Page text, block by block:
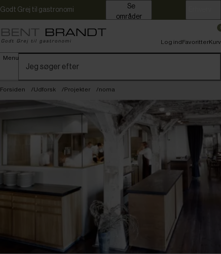
Godt Grej til gastronomi
områder
Menu
Log indFavoritterKurv
Forsiden Udforsk Projekter noma